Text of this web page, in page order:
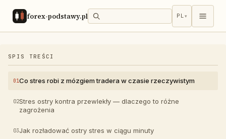
forex-podstawy.pl PL▾
SPIS TREŚCI
Co stres robi z mózgiem tradera w czasie rzeczywistym
Stres ostry kontra przewlekły — dlaczego to różne
zagrożenia
Jak rozładować ostry stres w ciągu minuty